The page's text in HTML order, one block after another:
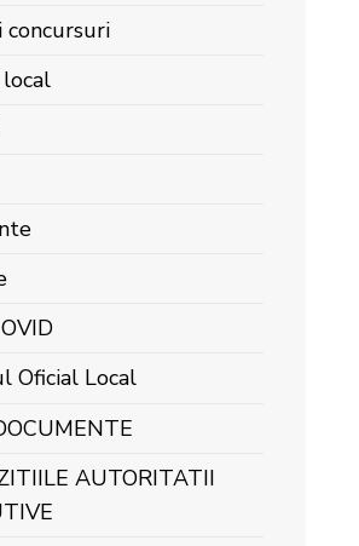
Oficial Local
AUTORITATII